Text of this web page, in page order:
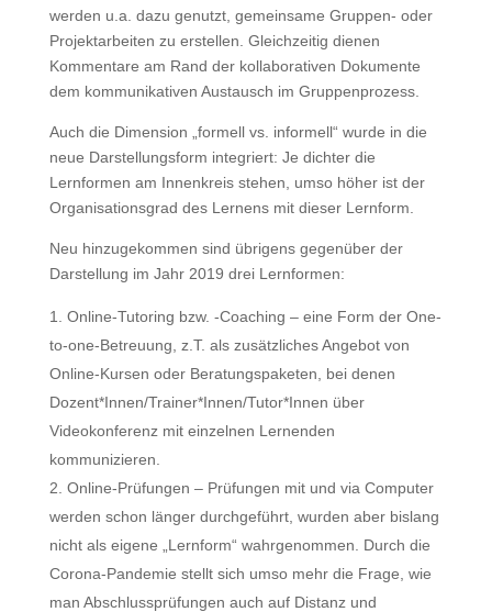
werden u.a. dazu genutzt, gemeinsame Gruppen- oder
Projektarbeiten zu erstellen. Gleichzeitig dienen
Kommentare am Rand der kollaborativen Dokumente
dem kommunikativen Austausch im Gruppenprozess.
Auch die Dimension „formell vs. informell“ wurde in die
neue Darstellungsform integriert: Je dichter die
Lernformen am Innenkreis stehen, umso höher ist der
Organisationsgrad des Lernens mit dieser Lernform.
Neu hinzugekommen sind übrigens gegenüber der
Darstellung im Jahr 2019 drei Lernformen:
Online-Tutoring bzw. -Coaching – eine Form der One-
to-one-Betreuung, z.T. als zusätzliches Angebot von
Online-Kursen oder Beratungspaketen, bei denen
Dozent*Innen/Trainer*Innen/Tutor*Innen über
Videokonferenz mit einzelnen Lernenden
kommunizieren.
Online-Prüfungen – Prüfungen mit und via Computer
werden schon länger durchgeführt, wurden aber bislang
nicht als eigene „Lernform“ wahrgenommen. Durch die
Corona-Pandemie stellt sich umso mehr die Frage, wie
man Abschlussprüfungen auch auf Distanz und